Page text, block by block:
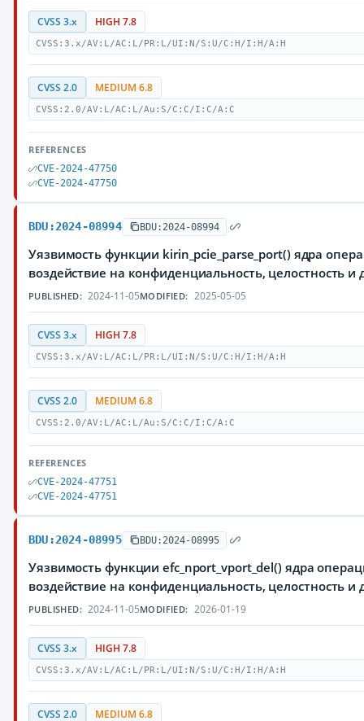
CVSS 3.x HIGH 7.8
CVSS:3.x/AV:L/AC:L/PR:L/UI:N/S:U/C:H/I:H/A:H
CVSS 2.0 MEDIUM 6.8
CVSS:2.0/AV:L/AC:L/Au:S/C:C/I:C/A:C
REFERENCES
CVE-2024-47750
CVE-2024-47750
BDU:2024-08994 BDU:2024-08994
Уязвимость функции kirin_pcie_parse_port() ядра
воздействие на конфиденциальность, целостность
PUBLISHED: 2024-11-05MODIFIED: 2025-05-05
CVSS 3.x HIGH 7.8
CVSS:3.x/AV:L/AC:L/PR:L/UI:N/S:U/C:H/I:H/A:H
CVSS 2.0 MEDIUM 6.8
CVSS:2.0/AV:L/AC:L/Au:S/C:C/I:C/A:C
REFERENCES
CVE-2024-47751
CVE-2024-47751
BDU:2024-08995 BDU:2024-08995
Уязвимость функции efc_nport_vport_del() ядра
воздействие на конфиденциальность, целостность
PUBLISHED: 2024-11-05MODIFIED: 2026-01-19
CVSS 3.x HIGH 7.8
CVSS:3.x/AV:L/AC:L/PR:L/UI:N/S:U/C:H/I:H/A:H
CVSS 2.0 MEDIUM 6.8